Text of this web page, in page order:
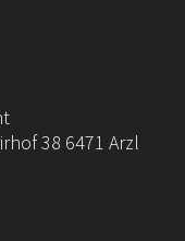
38 6471 Arzl